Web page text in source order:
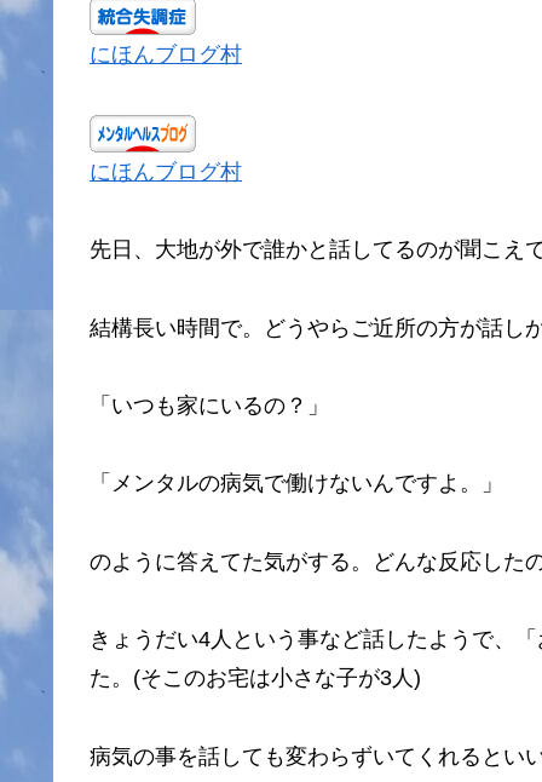
にほんブログ村
にほんブログ村
先日、大地が外で誰かと話してるのが聞こえて
結構長い時間で。どうやらご近所の方が話し
「いつも家にいるの？」
「メンタルの病気で働けないんですよ。」
のように答えてた気がする。どんな反応した
きょうだい4人という事など話したようで、
た。(そこのお宅は小さな子が3人)
病気の事を話しても変わらずいてくれるとい